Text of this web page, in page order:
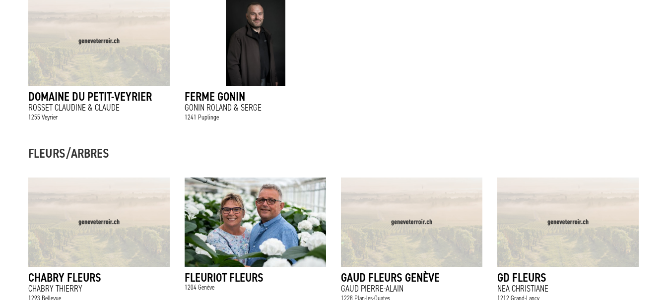
DOMAINE DU PETIT-VEYRIER
ROSSET CLAUDINE & CLAUDE
1255 Veyrier
FERME GONIN
GONIN ROLAND & SERGE
1241 Puplinge
FLEURS/ARBRES
CHABRY FLEURS
CHABRY THIERRY
1293 Bellevue
FLEURIOT FLEURS
1204 Genève
GAUD FLEURS GENÈVE
GAUD PIERRE-ALAIN
1228 Plan-les-Ouates
GD FLEURS
NEA CHRISTIANE
1212 Grand-Lancy